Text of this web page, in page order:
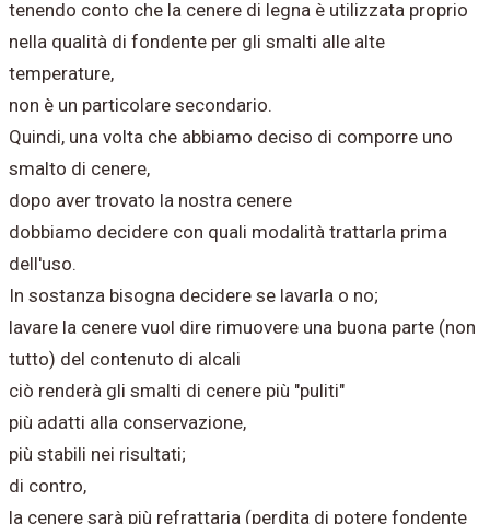
tenendo conto che la cenere di legna è utilizzata proprio
nella qualità di fondente per gli smalti alle alte
temperature,
non è un particolare secondario.
Quindi, una volta che abbiamo deciso di comporre uno
smalto di cenere,
dopo aver trovato la nostra cenere
dobbiamo decidere con quali modalità trattarla prima
dell'uso.
In sostanza bisogna decidere se lavarla o no;
lavare la cenere vuol dire rimuovere una buona parte (non
tutto) del contenuto di alcali
ciò renderà gli smalti di cenere più "puliti"
più adatti alla conservazione,
più stabili nei risultati;
di contro,
la cenere sarà più refrattaria (perdita di potere fondente